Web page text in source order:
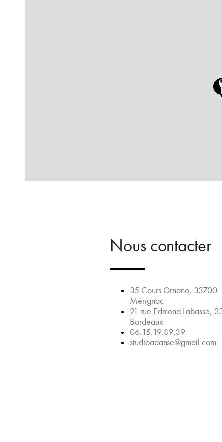
Nous contacter
35 Cours Ornano, 33700
Mérignac
21 rue Edmond Labasse,
Bordeaux
06.15.19.89.39
studioadanse@gmail.com